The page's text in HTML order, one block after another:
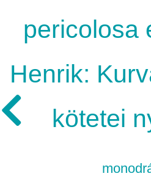
pericolosa
Henrik:
kötetei